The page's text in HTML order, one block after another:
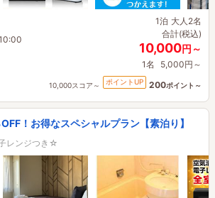
1泊 大人2名
合計(税込)
10,000円～
1名 5,000円～
10,000スコア～ ポイントUP 200ポイント～
！お得なスペシャルプラン【素泊り】
レンジつき☆